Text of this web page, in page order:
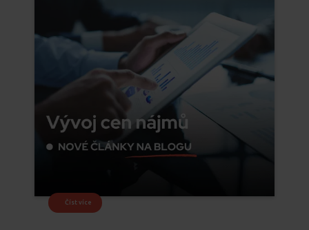
Číst více